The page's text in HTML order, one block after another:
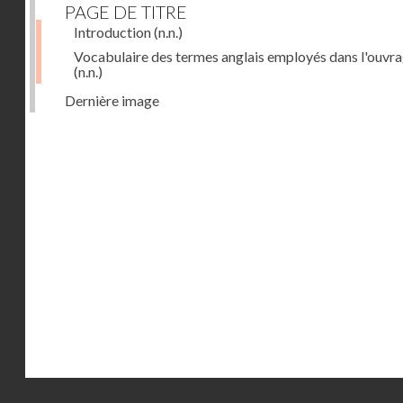
PAGE DE TITRE
Introduction(n.n.)
Vocabulaire des termes anglais employés dans
(n.n.)
Dernière image